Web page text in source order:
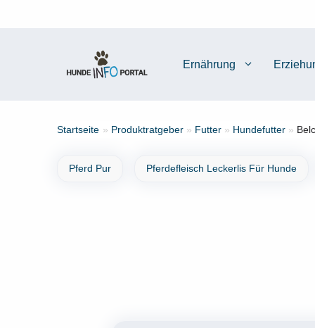
Ernährung
Startseite » Produktratgeber » Futter » Hundefutter »
Pferd Pur Pferdefleisch Leckerlis Für Hunde